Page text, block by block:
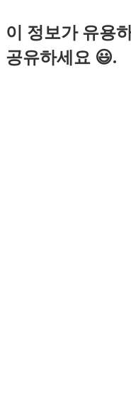
이 정보가 유용
공유하세요 😃.